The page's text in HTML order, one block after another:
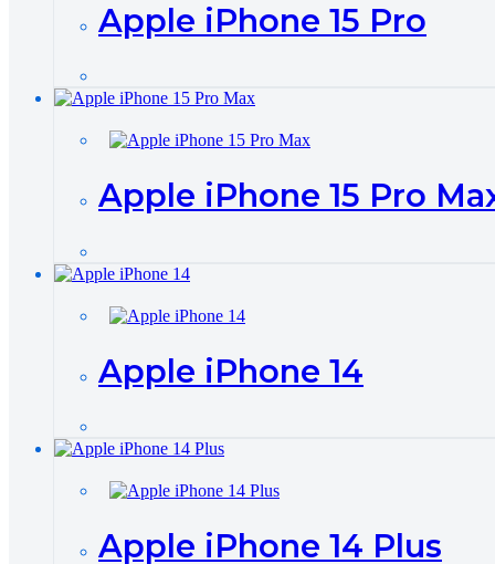
Apple iPhone 15 Pro
Apple iPhone 15 Pro
Apple iPhone 14
Apple iPhone 14 Plus